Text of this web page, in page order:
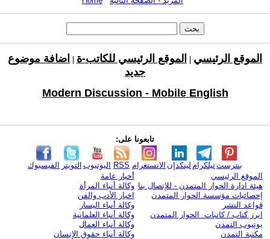
الموقع الرئيسي الموقع الرئيسي للكاتب-ة
اضافة موضوع
جديد
Modern Discussion - Mobile English
تابعونا على:
الفيسبوك التويتر اليوتيوب RSS الانستغرام لينكدإن تيلكرامبنترست
الموقع الرئيسي
هيئة ادارة الحوار المتمدن - للإتصال بنا
إحصائيات مؤسسة الحوار المتمدن
قواعد النشر
ابرز كتاب / كاتبات الحوار المتمدن
يوتيوب التمدن
مكتبة التمدن
أخبار عامة
وكالة أنباء المرأة
اخبار الأدب والفن
وكالة أنباء اليسار
وكالة أنباء العلمانية
وكالة أنباء العمال
وكالة أنباء حقوق الإنسان